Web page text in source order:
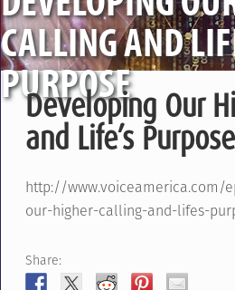
CALLING AND
PURPOSE
Developing Our
and Life’s Purpose
http://www.voiceamerica.com/
our-higher-calling-and-lifes-
Share: